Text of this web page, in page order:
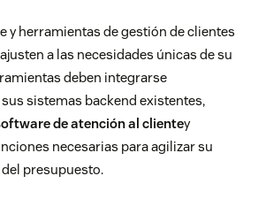
y herramientas de gestión de clientes
a las necesidades únicas de su
deben integrarse
sistemas backend existentes,
de atención al clientey
necesarias para agilizar su
presupuesto.